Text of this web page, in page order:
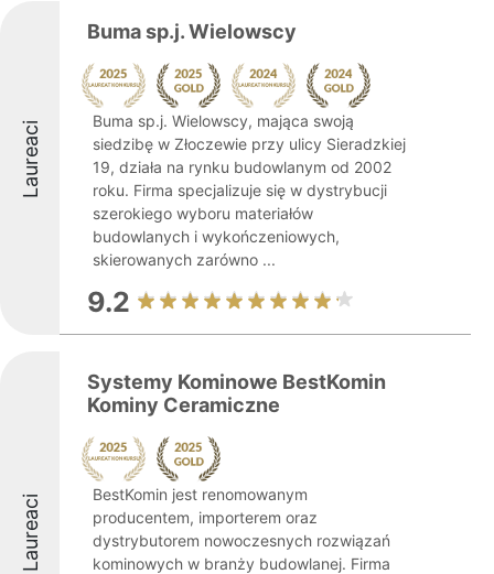
Laureaci
Buma sp.j. Wielowscy
Buma sp.j. Wielowscy, mająca swoją
siedzibę w Złoczewie przy ulicy Sieradzkiej
19, działa na rynku budowlanym od 2002
roku. Firma specjalizuje się w dystrybucji
szerokiego wyboru materiałów
budowlanych i wykończeniowych,
skierowanych zarówno ...
9.2
Laureaci
Systemy Kominowe BestKomin
Kominy Ceramiczne
BestKomin jest renomowanym
producentem, importerem oraz
dystrybutorem nowoczesnych rozwiązań
kominowych w branży budowlanej. Firma